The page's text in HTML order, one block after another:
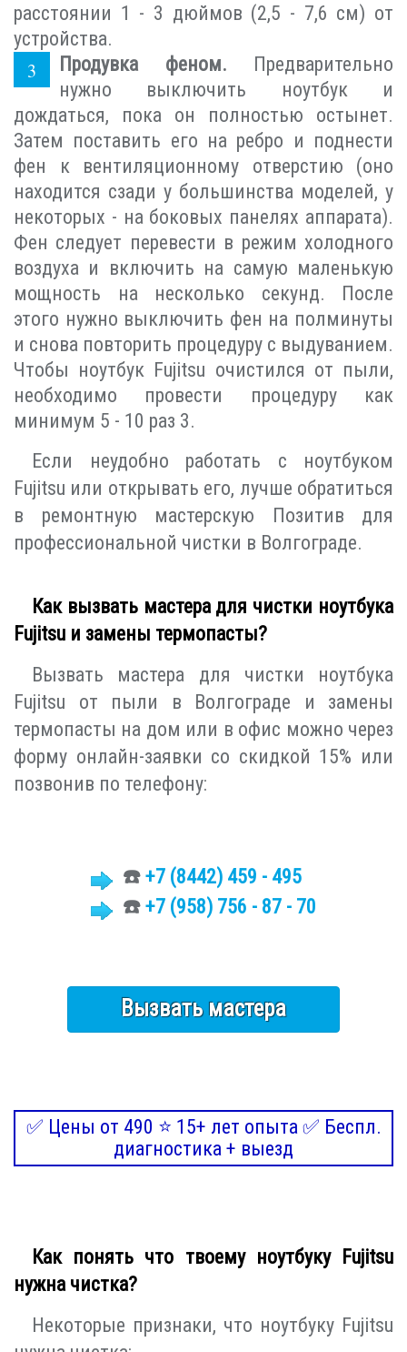
расстоянии 1 - 3 дюймов (2,5 - 7,6 см) от
устройства.
Продувка феном. Предварительно
нужно выключить ноутбук и
дождаться, пока он полностью остынет.
Затем поставить его на ребро и поднести
фен к вентиляционному отверстию (оно
находится сзади у большинства моделей, у
некоторых - на боковых панелях аппарата).
Фен следует перевести в режим холодного
воздуха и включить на самую маленькую
мощность на несколько секунд. После
этого нужно выключить фен на полминуты
и снова повторить процедуру с выдуванием.
Чтобы ноутбук Fujitsu очистился от пыли,
необходимо провести процедуру как
минимум 5 - 10 раз 3.
Если неудобно работать с ноутбуком
Fujitsu или открывать его, лучше обратиться
в ремонтную мастерскую Позитив для
профессиональной чистки в Волгограде.
Как вызвать мастера для чистки ноутбука
Fujitsu и замены термопасты?
Вызвать мастера для чистки ноутбука
Fujitsu от пыли в Волгограде и замены
термопасты на дом или в офис можно через
форму онлайн-заявки со скидкой 15% или
позвонив по телефону:
☎️ +7 (8442) 459 - 495
☎️ +7 (958) 756 - 87 - 70
Вызвать мастера
✅ Цены от 490 ⭐ 15+ лет опыта ✅ Беспл.
диагностика + выезд
Как понять что твоему ноутбуку Fujitsu
нужна чистка?
Некоторые признаки, что ноутбуку Fujitsu